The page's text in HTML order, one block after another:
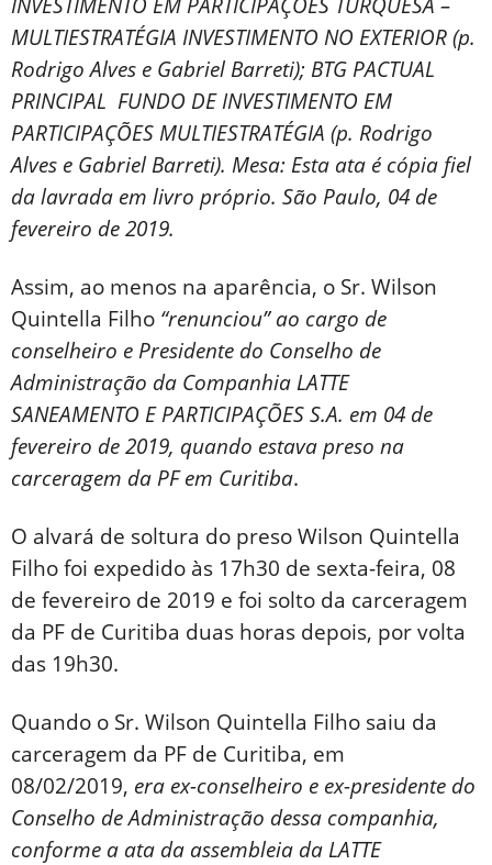
MULTIESTRATÉGIA INVESTIMENTO NO EXTERIOR (p.
Rodrigo Alves e Gabriel Barreti); BTG PACTUAL
PRINCIPAL FUNDO DE INVESTIMENTO EM
PARTICIPAÇÕES MULTIESTRATÉGIA (p. Rodrigo
Alves e Gabriel Barreti). Mesa: Esta ata é cópia fiel
da lavrada em livro próprio. São Paulo, 04 de
fevereiro de 2019.
Assim, ao menos na aparência, o Sr. Wilson
Quintella Filho “renunciou” ao cargo de
conselheiro e Presidente do Conselho de
Administração da Companhia LATTE
SANEAMENTO E PARTICIPAÇÕES S.A. em 04 de
fevereiro de 2019, quando estava preso na
carceragem da PF em Curitiba.
O alvará de soltura do preso Wilson Quintella
Filho foi expedido às 17h30 de sexta-feira, 08
de fevereiro de 2019 e foi solto da carceragem
da PF de Curitiba duas horas depois, por volta
das 19h30.
Quando o Sr. Wilson Quintella Filho saiu da
carceragem da PF de Curitiba, em
08/02/2019, era ex-conselheiro e ex-presidente do
Conselho de Administração dessa companhia,
conforme a ata da assembleia da LATTE